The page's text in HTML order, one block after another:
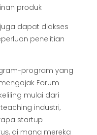
produk
juga dapat diakses
penelitian
program yang
Forum
mulai dari
industri,
startup
di mana mereka